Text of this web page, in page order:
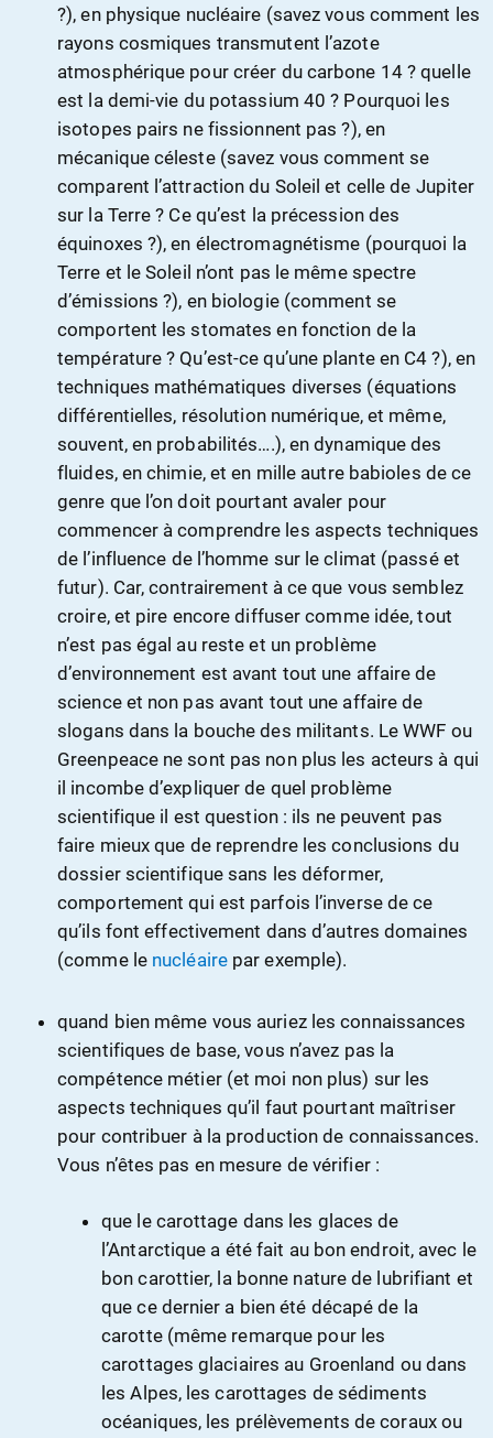
?), en physique nucléaire (savez vous comment les
rayons cosmiques transmutent l’azote
atmosphérique pour créer du carbone 14 ? quelle
est la demi-vie du potassium 40 ? Pourquoi les
isotopes pairs ne fissionnent pas ?), en
mécanique céleste (savez vous comment se
comparent l’attraction du Soleil et celle de Jupiter
sur la Terre ? Ce qu’est la précession des
équinoxes ?), en électromagnétisme (pourquoi la
Terre et le Soleil n’ont pas le même spectre
d’émissions ?), en biologie (comment se
comportent les stomates en fonction de la
température ? Qu’est-ce qu’une plante en C4 ?), en
techniques mathématiques diverses (équations
différentielles, résolution numérique, et même,
souvent, en probabilités….), en dynamique des
fluides, en chimie, et en mille autre babioles de ce
genre que l’on doit pourtant avaler pour
commencer à comprendre les aspects techniques
de l’influence de l’homme sur le climat (passé et
futur). Car, contrairement à ce que vous semblez
croire, et pire encore diffuser comme idée, tout
n’est pas égal au reste et un problème
d’environnement est avant tout une affaire de
science et non pas avant tout une affaire de
slogans dans la bouche des militants. Le WWF ou
Greenpeace ne sont pas non plus les acteurs à qui
il incombe d’expliquer de quel problème
scientifique il est question : ils ne peuvent pas
faire mieux que de reprendre les conclusions du
dossier scientifique sans les déformer,
comportement qui est parfois l’inverse de ce
qu’ils font effectivement dans d’autres domaines
(comme le nucléairepar exemple).
quand bien même vous auriez les connaissances
scientifiques de base, vous n’avez pas la
compétence métier (et moi non plus) sur les
aspects techniques qu’il faut pourtant maîtriser
pour contribuer à la production de connaissances.
Vous n’êtes pas en mesure de vérifier :
que le carottage dans les glaces de
l’Antarctique a été fait au bon endroit, avec le
bon carottier, la bonne nature de lubrifiant et
que ce dernier a bien été décapé de la
carotte (même remarque pour les
carottages glaciaires au Groenland ou dans
les Alpes, les carottages de sédiments
océaniques, les prélèvements de coraux ou